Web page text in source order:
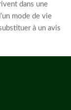
dans une
mode de vie
à un avis